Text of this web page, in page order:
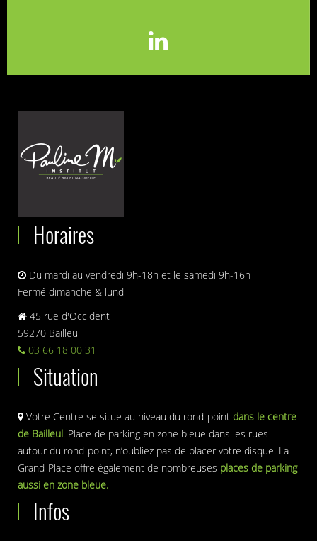
Horaires
Du mardi au vendredi 9h-18h et le samedi 9h-16h
Fermé dimanche & lundi
45 rue d'Occident
59270 Bailleul
03 66 18 00 31
Situation
Votre Centre se situe au niveau du rond-point dans le centre
de Bailleul. Place de parking en zone bleue dans les rues
autour du rond-point, n’oubliez pas de placer votre disque. La
Grand-Place offre également de nombreuses places de parking
aussi en zone bleue.
Infos